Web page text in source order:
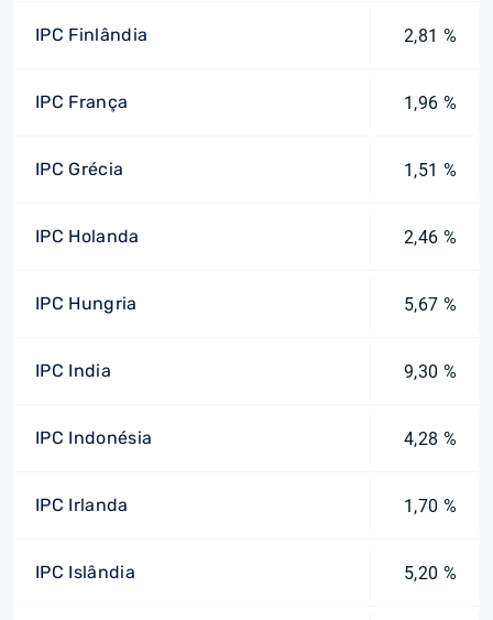
IPC Finlândia 2,81 %
IPC França 1,96 %
IPC Grécia 1,51 %
IPC Holanda 2,46 %
IPC Hungria 5,67 %
IPC India 9,30 %
IPC Indonésia 4,28 %
IPC Irlanda 1,70 %
IPC Islândia 5,20 %